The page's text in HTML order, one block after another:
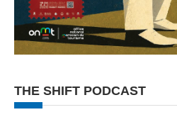
THE SHIFT PODCAST